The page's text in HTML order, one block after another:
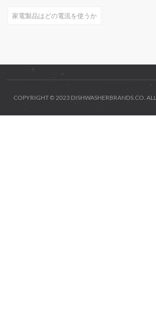
家電製品はどの電流を使うか
COPYRIGHT © 2023 DISHWASHERBRANDS.CO. ALL